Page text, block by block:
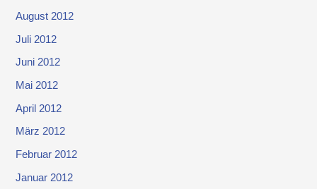
August 2012
Juli 2012
Juni 2012
Mai 2012
April 2012
März 2012
Februar 2012
Januar 2012